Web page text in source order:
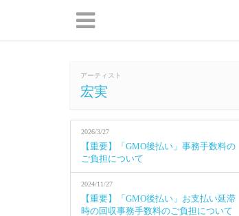
アーティスト
宏実
2026/3/27
【重要】「GMO後払い」事務手数料の
ご負担について
2024/11/27
【重要】「GMO後払い」お支払い延滞
時の回収事務手数料のご負担について